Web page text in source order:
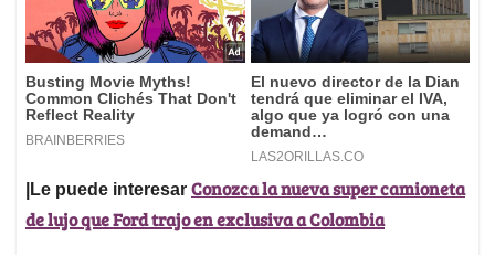
|Le puede interesar Conozca la nueva super camioneta
de lujo que Ford trajo en exclusiva a Colombia